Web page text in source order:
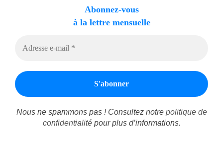
Partagez votre prière
Lieux et Dates
Prochaines Messes
Abonnez-vous
à la lettre mensuelle
Nous ne spammons pas ! Consultez notre politique de
confidentialitépour plus d’informations.